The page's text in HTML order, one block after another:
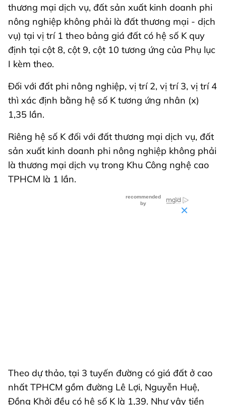
thương mại dịch vụ, đất sản xuất kinh doanh phi
nông nghiệp không phải là đất thương mại - dịch
vụ) tại vị trí 1 theo bảng giá đất có hệ số K quy
định tại cột 8, cột 9, cột 10 tương ứng của Phụ lục
I kèm theo.
Đối với đất phi nông nghiệp, vị trí 2, vị trí 3, vị trí 4
thì xác định bằng hệ số K tương ứng nhân (x)
1,35 lần.
Riêng hệ số K đối với đất thương mại dịch vụ, đất
sản xuất kinh doanh phi nông nghiệp không phải
là thương mại dịch vụ trong Khu Công nghệ cao
TPHCM là 1 lần.
Theo dự thảo, tại 3 tuyến đường có giá đất ở cao
nhất TPHCM gồm đường Lê Lợi, Nguyễn Huệ,
Đồng Khởi đều có hệ số K là 1,39. Như vậy tiền